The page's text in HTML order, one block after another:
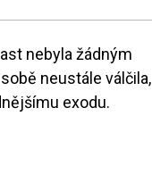
nebyla žádným
neustále válčila,
exodu.